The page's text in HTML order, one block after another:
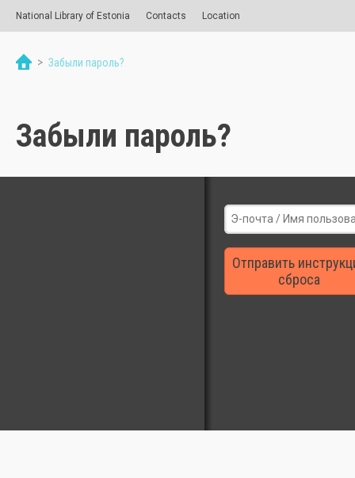
National Library of Estonia Contacts Location
> Забыли пароль?
Забыли пароль?
Отправить
сброса